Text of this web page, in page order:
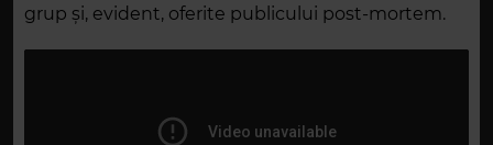
grup și, evident, oferite publicului post-mortem.